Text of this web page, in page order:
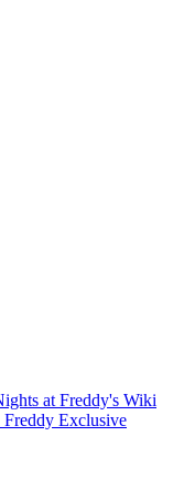
at Freddy's Wiki
Exclusive